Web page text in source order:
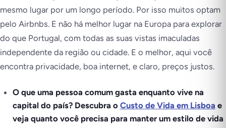
mesmo lugar por um longo período. Por isso muitos optam
pelo Airbnbs. E não há melhor lugar na Europa para explorar
do que Portugal, com todas as suas vistas imaculadas
independente da região ou cidade. E o melhor, aqui você
encontra privacidade, boa internet, e claro, preços justos.
O que uma pessoa comum gasta enquanto vive na
capital do país? Descubra o Custo de Vida em Lisboa e
veja quanto você precisa para manter um estilo de vida